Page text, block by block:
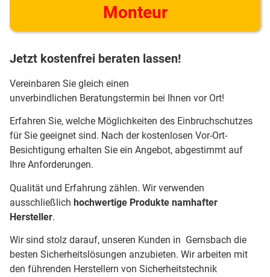
Monteur
Jetzt kostenfrei beraten lassen!
Vereinbaren Sie gleich einen
unverbindlichen Beratungstermin bei Ihnen vor Ort!
Erfahren Sie, welche Möglichkeiten des Einbruchschutzes
für Sie geeignet sind. Nach der kostenlosen Vor-Ort-
Besichtigung erhalten Sie ein Angebot, abgestimmt auf
Ihre Anforderungen.
Qualität und Erfahrung zählen. Wir verwenden
ausschließlich hochwertige Produkte namhafter
Hersteller.
Wir sind stolz darauf, unseren Kunden in Gernsbach die
besten Sicherheitslösungen anzubieten. Wir arbeiten mit
den führenden Herstellern von Sicherheitstechnik